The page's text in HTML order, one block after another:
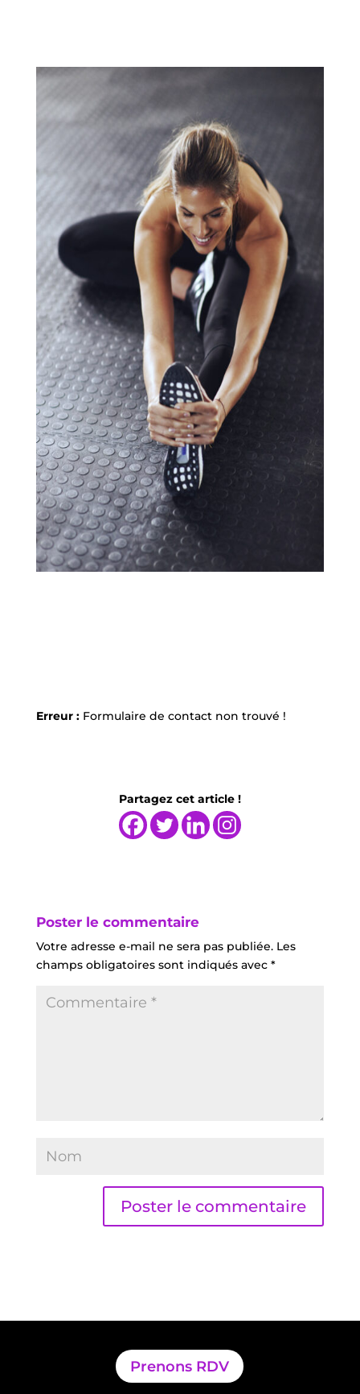
Erreur :Formulaire de contact non trouvé !
Partagez cet article !
Poster le commentaire
Votre adresse e-mail ne sera pas publiée. Les
champs obligatoires sont indiqués avec *
Prenons RDV